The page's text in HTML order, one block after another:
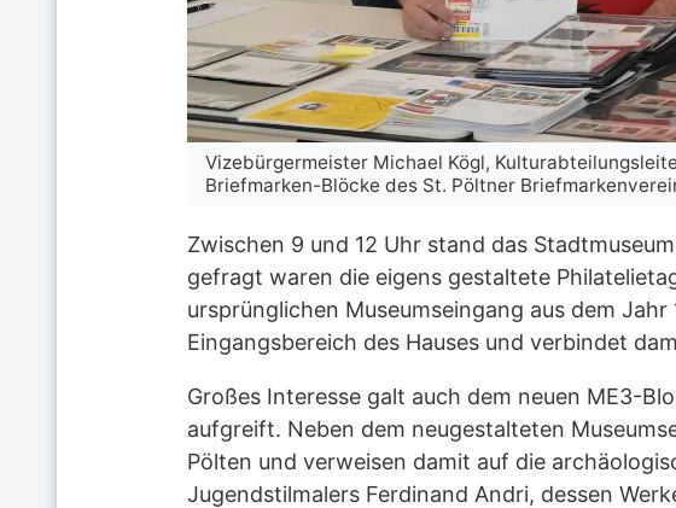
Vizebürgermeister Michael Kögl,
Briefmarken-Blöcke des St. Pöltner
Zwischen 9 und 12 Uhr stand das
gefragt waren die eigens gestaltete
ursprünglichen Museumseingang aus dem
Eingangsbereich des Hauses und verbindet
Großes Interesse galt auch dem neuen ME3-
aufgreift. Neben dem neugestalteten
Pölten und verweisen damit auf die
Jugendstilmalers Ferdinand Andri, dessen